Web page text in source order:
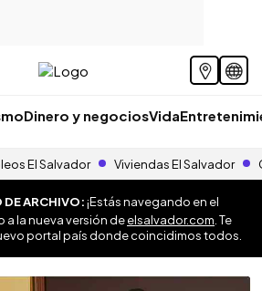
Dinero y negociosVida
El Salvador Viviendas El Salvador
ARCHIVO:¡Estás navegando en el
a la nueva versión deelsalvador.com . Te
portal país donde coincidimos todos.